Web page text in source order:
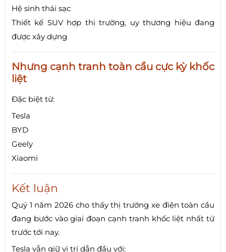
Hệ sinh thái sạc
Thiết kế SUV hợp thị trường, uy thương hiệu đang
được xây dựng
Nhưng cạnh tranh toàn cầu cực kỳ khốc
liệt
Đặc biệt từ:
Tesla
BYD
Geely
Xiaomi
Kết luận
Quý 1 năm 2026 cho thấy thị trường xe điện toàn cầu
đang bước vào giai đoạn cạnh tranh khốc liệt nhất từ
trước tới nay.
Tesla vẫn giữ vị trí dẫn đầu với: